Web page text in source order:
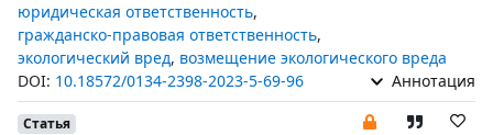
юридическая ответственность,
гражданско-правовая ответственность,
экологический вред, возмещение экологического вреда
DOI: 10.18572/0134-2398-2023-5-69-96 Аннотация
Статья